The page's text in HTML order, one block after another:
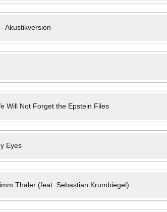
Akustikversion
Will Not Forget the Epstein Files
Eyes
Thaler (feat. Sebastian Krumbiegel)